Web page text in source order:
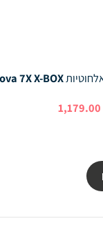
7X X-BOX
1,179.00המחיר